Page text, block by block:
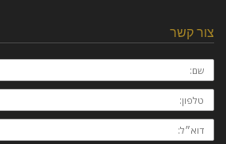
צור קשר
שם:
טלפון:
דוא״ל: